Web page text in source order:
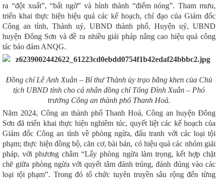
ra “đột xuất”, “bất ngờ” và hình thành “điểm nóng”. Tham mưu,
triển khai thực hiện hiệu quả các kế hoạch, chỉ đạo của Giám đốc
Công an tỉnh, Thành uỷ, UBND thành phố, Huyện uỷ, UBND
huyện Đông Sơn và đề ra nhiều giải pháp nâng cao hiệu quả công
tác bảo đảm ANQG.
Đồng chí Lê Anh Xuân – Bí thư Thành ủy trạo bằng khen của Chủ
tịch UBND tỉnh cho cá nhân đồng chí Tống Đình Xuân – Phó
trưởng Công an thành phố Thanh Hoá.
Năm 2024, Công an thành phố Thanh Hoá, Công an huyện Đông
Sơn đã triển khai thực hiện nghiêm túc, quyết liệt các kế hoạch của
Giám đốc Công an tỉnh về phòng ngừa, đấu tranh với các loại tội
phạm; thực hiện đồng bộ, căn cơ, bài bản, có hiệu quả các nhóm giải
pháp, với phương châm “Lấy phòng ngừa làm trọng, kết hợp chặt
chẽ giữa phòng ngừa với quyết tâm đánh trúng, đánh đúng vào các
loại tội phạm”. Trong đó tổ chức tuyên truyền sâu rộng đến từng